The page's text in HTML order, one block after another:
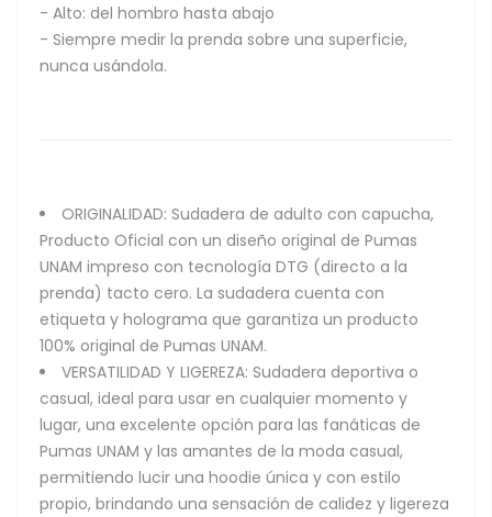
- Alto: del hombro hasta abajo
- Siempre medir la prenda sobre una superficie,
nunca usándola.
ORIGINALIDAD: Sudadera de adulto con capucha,
Producto Oficial con un diseño original de Pumas
UNAM impreso con tecnología DTG (directo a la
prenda) tacto cero. La sudadera cuenta con
etiqueta y holograma que garantiza un producto
100% original de Pumas UNAM.
VERSATILIDAD Y LIGEREZA: Sudadera deportiva o
casual, ideal para usar en cualquier momento y
lugar, una excelente opción para las fanáticas de
Pumas UNAM y las amantes de la moda casual,
permitiendo lucir una hoodie única y con estilo
propio, brindando una sensación de calidez y ligereza